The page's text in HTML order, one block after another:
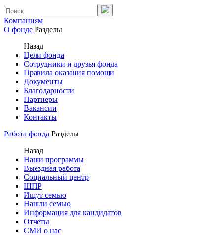
Компаниям
О фонде Разделы
Назад
Цели фонда
Сотрудники и друзья фонда
Правила оказания помощи
Документы
Благодарности
Партнеры
Вакансии
Контакты
Работа фонда Разделы
Назад
Наши программы
Выездная работа
Социальный центр
ШПР
Ищут семью
Нашли семью
Информация для кандидатов
Отчеты
СМИ о нас